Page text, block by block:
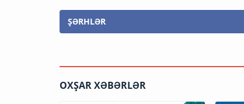
ŞƏRHLƏR
OXŞAR XƏBƏRLƏR